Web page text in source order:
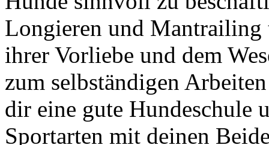
Longieren und Mantrailing
ihrer Vorliebe und dem
zum selbständigen
dir eine gute Hundeschule
Sportarten mit deinen